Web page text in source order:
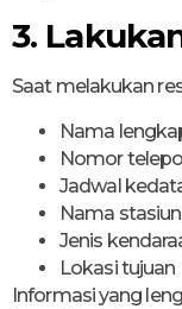
3.
Saat melakukan
Nama
Nomor
Jadwal
Nama stasiun
Jenis
Lokasi tujuan
Informasi yang